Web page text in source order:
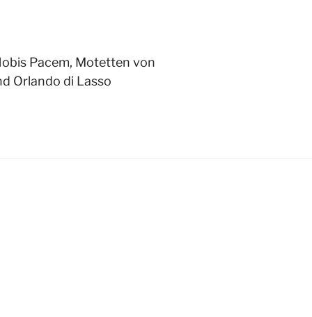
Pacem, Motetten von
Orlando di Lasso